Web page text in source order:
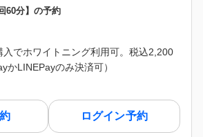
60分】の予約
でホワイトニング利用可。税込2,200
かLINEPayのみ決済可）
ログイン予約